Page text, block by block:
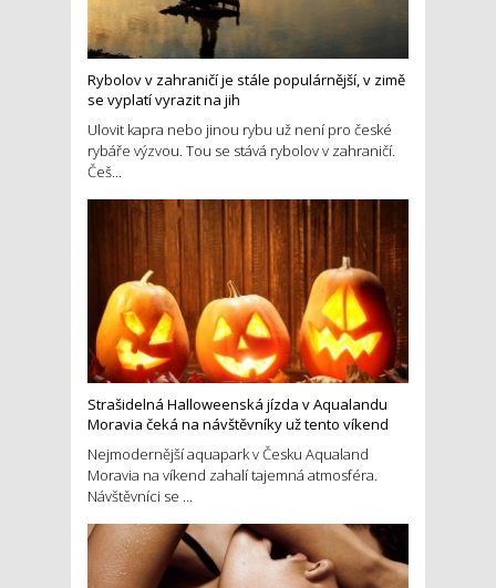
Rybolov v zahraničí je stále populárnější, v zimě
se vyplatí vyrazit na jih
Ulovit kapra nebo jinou rybu už není pro české
rybáře výzvou. Tou se stává rybolov v zahraničí.
Češ...
Strašidelná Halloweenská jízda v Aqualandu
Moravia čeká na návštěvníky už tento víkend
Nejmodernější aquapark v Česku Aqualand
Moravia na víkend zahalí tajemná atmosféra.
Návštěvníci se ...